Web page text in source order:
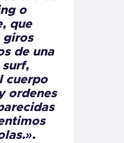
o
, que
de una
cuerpo
ordenes